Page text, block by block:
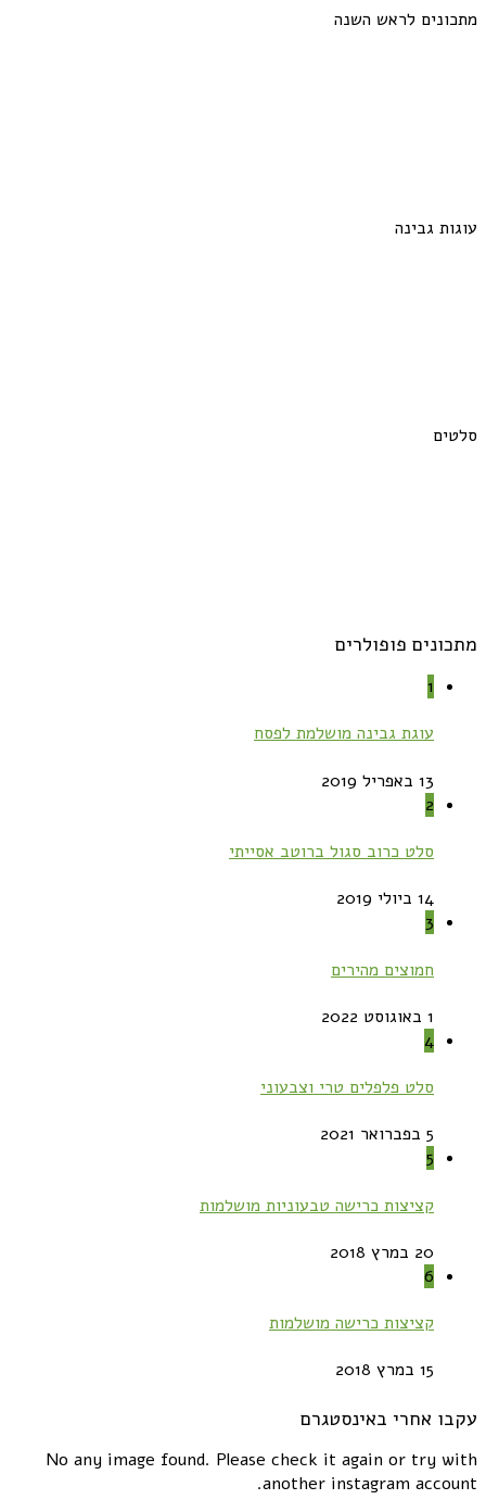
מתכונים לראש השנה
עוגות גבינה
סלטים
מתכונים פופולרים
1
עוגת גבינה מושלמת לפסח
13 באפריל 2019
2
סלט כרוב סגול ברוטב אסייתי
14 ביולי 2019
3
חמוצים מהירים
1 באוגוסט 2022
4
סלט פלפלים טרי וצבעוני
5 בפברואר 2021
5
קציצות כרישה טבעוניות מושלמות
20 במרץ 2018
6
קציצות כרישה מושלמות
15 במרץ 2018
עקבו אחרי באינסטגרם
No any image found. Please check it again or try with
another instagram account.